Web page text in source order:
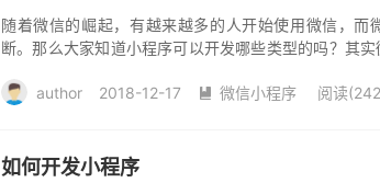
随着微信的崛起，有越来越多的人开始使用微信，而
断。那么大家知道小程序可以开发哪些类型的吗？其
序。
author 2018-12-17  微信小程序 阅读
如何开发小程序